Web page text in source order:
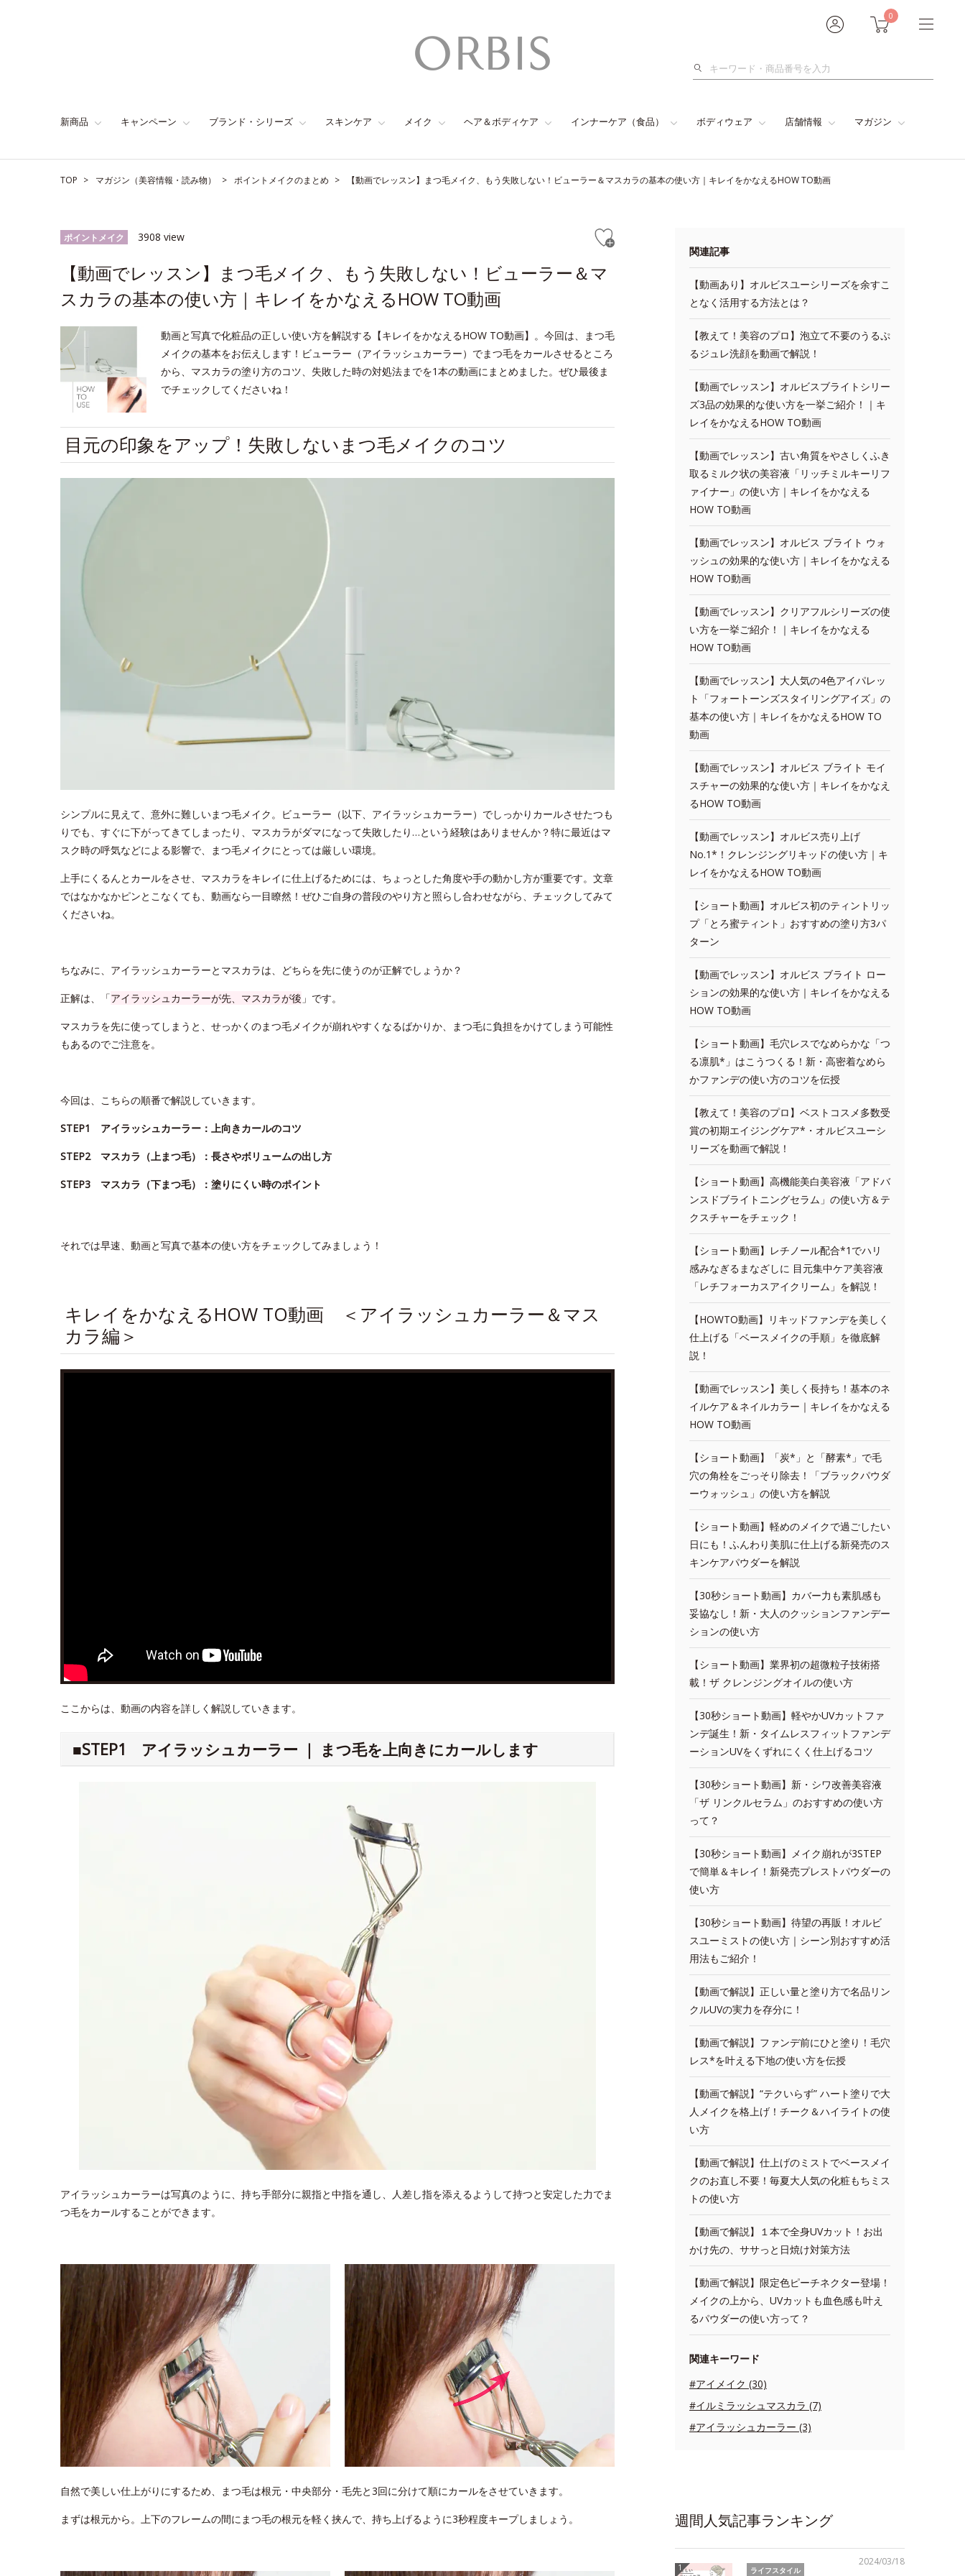
0
検
新商品 キャンペーン ブランド・シリーズ スキンケア メイク ヘア＆ボディケア インナーケア（食品） ボディウェア 店舗情報 マガジン
TOP マガジン（美容情報・読み物） ポイントメイクのまとめ 【動画でレッスン】まつ毛メイク、もう失敗しない！ビューラー＆マスカラの基本の使い方｜キレイをかなえるHOW TO動画
ポイントメイク 3908 view
【動画でレッスン】まつ毛メイク、もう失敗しない！ビューラー＆マ
スカラの基本の使い方｜キレイをかなえるHOW TO動画
動画と写真で化粧品の正しい使い方を解説する【キレイをかなえるHOW TO動画】。今回は、まつ毛
メイクの基本をお伝えします！ビューラー（アイラッシュカーラー）でまつ毛をカールさせるところ
から、マスカラの塗り方のコツ、失敗した時の対処法までを1本の動画にまとめました。ぜひ最後ま
でチェックしてくださいね！
目元の印象をアップ！失敗しないまつ毛メイクのコツ
シンプルに見えて、意外に難しいまつ毛メイク。ビューラー（以下、アイラッシュカーラー）でしっかりカールさせたつも
りでも、すぐに下がってきてしまったり、マスカラがダマになって失敗したり…という経験はありませんか？特に最近はマ
スク時の呼気などによる影響で、まつ毛メイクにとっては厳しい環境。
上手にくるんとカールをさせ、マスカラをキレイに仕上げるためには、ちょっとした角度や手の動かし方が重要です。文章
ではなかなかピンとこなくても、動画なら一目瞭然！ぜひご自身の普段のやり方と照らし合わせながら、チェックしてみて
くださいね。
ちなみに、アイラッシュカーラーとマスカラは、どちらを先に使うのが正解でしょうか？
正解は、「アイラッシュカーラーが先、マスカラが後 」です。
マスカラを先に使ってしまうと、せっかくのまつ毛メイクが崩れやすくなるばかりか、まつ毛に負担をかけてしまう可能性
もあるのでご注意を。
今回は、こちらの順番で解説していきます。
STEP1 アイラッシュカーラー：上向きカールのコツ
STEP2 マスカラ（上まつ毛）：長さやボリュームの出し方
STEP3 マスカラ（下まつ毛）：塗りにくい時のポイント
それでは早速、動画と写真で基本の使い方をチェックしてみましょう！
キレイをかなえるHOW TO動画 ＜アイラッシュカーラー＆マス
カラ編＞
ここからは、動画の内容を詳しく解説していきます。
■STEP1 アイラッシュカーラー ｜ まつ毛を上向きにカールします
アイラッシュカーラーは写真のように、持ち手部分に親指と中指を通し、人差し指を添えるようして持つと安定した力でま
つ毛をカールすることができます。
自然で美しい仕上がりにするため、まつ毛は根元・中央部分・毛先と3回に分けて順にカールをさせていきます。
まずは根元から。上下のフレームの間にまつ毛の根元を軽く挟んで、持ち上げるように3秒程度キープしましょう。
関連記事
【動画あり】オルビスユーシリーズを余すこ
となく活用する方法とは？
【教えて！美容のプロ】泡立て不要のうるぷ
るジュレ洗顔を動画で解説！
【動画でレッスン】オルビスブライトシリー
ズ3品の効果的な使い方を一挙ご紹介！｜キ
レイをかなえるHOW TO動画
【動画でレッスン】古い角質をやさしくふき
取るミルク状の美容液「リッチミルキーリフ
ァイナー」の使い方｜キレイをかなえる
HOW TO動画
【動画でレッスン】オルビス ブライト ウォ
ッシュの効果的な使い方｜キレイをかなえる
HOW TO動画
【動画でレッスン】クリアフルシリーズの使
い方を一挙ご紹介！｜キレイをかなえる
HOW TO動画
【動画でレッスン】大人気の4色アイパレッ
ト「フォートーンズスタイリングアイズ」の
基本の使い方｜キレイをかなえるHOW TO
動画
【動画でレッスン】オルビス ブライト モイ
スチャーの効果的な使い方｜キレイをかなえ
るHOW TO動画
【動画でレッスン】オルビス売り上げ
No.1*！クレンジングリキッドの使い方｜キ
レイをかなえるHOW TO動画
【ショート動画】オルビス初のティントリッ
プ「とろ蜜ティント」おすすめの塗り方3パ
ターン
【動画でレッスン】オルビス ブライト ロー
ションの効果的な使い方｜キレイをかなえる
HOW TO動画
【ショート動画】毛穴レスでなめらかな「つ
る凛肌*」はこうつくる！新・高密着なめら
かファンデの使い方のコツを伝授
【教えて！美容のプロ】ベストコスメ多数受
賞の初期エイジングケア*・オルビスユーシ
リーズを動画で解説！
【ショート動画】高機能美白美容液「アドバ
ンスドブライトニングセラム」の使い方＆テ
クスチャーをチェック！
【ショート動画】レチノール配合*1でハリ
感みなぎるまなざしに 目元集中ケア美容液
「レチフォーカスアイクリーム」を解説！
【HOWTO動画】リキッドファンデを美しく
仕上げる「ベースメイクの手順」を徹底解
説！
【動画でレッスン】美しく長持ち！基本のネ
イルケア＆ネイルカラー｜キレイをかなえる
HOW TO動画
【ショート動画】「炭*」と「酵素*」で毛
穴の角栓をごっそり除去！「ブラックパウダ
ーウォッシュ」の使い方を解説
【ショート動画】軽めのメイクで過ごしたい
日にも！ふんわり美肌に仕上げる新発売のス
キンケアパウダーを解説
【30秒ショート動画】カバー力も素肌感も
妥協なし！新・大人のクッションファンデー
ションの使い方
【ショート動画】業界初の超微粒子技術搭
載！ザ クレンジングオイルの使い方
【30秒ショート動画】軽やかUVカットファ
ンデ誕生！新・タイムレスフィットファンデ
ーションUVをくずれにくく仕上げるコツ
【30秒ショート動画】新・シワ改善美容液
「ザ リンクルセラム」のおすすめの使い方
って？
【30秒ショート動画】メイク崩れが3STEP
で簡単＆キレイ！新発売プレストパウダーの
使い方
【30秒ショート動画】待望の再販！オルビ
スユーミストの使い方｜シーン別おすすめ活
用法もご紹介！
【動画で解説】正しい量と塗り方で名品リン
クルUVの実力を存分に！
【動画で解説】ファンデ前にひと塗り！毛穴
レス*を叶える下地の使い方を伝授
【動画で解説】“テクいらず” ハート塗りで大
人メイクを格上げ！チーク＆ハイライトの使
い方
【動画で解説】仕上げのミストでベースメイ
クのお直し不要！毎夏大人気の化粧もちミス
トの使い方
【動画で解説】１本で全身UVカット！お出
かけ先の、ササっと日焼け対策方法
【動画で解説】限定色ピーチネクター登場！
メイクの上から、UVカットも血色感も叶え
るパウダーの使い方って？
関連キーワード
#アイメイク (30)
#イルミラッシュマスカラ (7)
#アイラッシュカーラー (3)
週間人気記事ランキング
2024/03/18
ライフスタイル